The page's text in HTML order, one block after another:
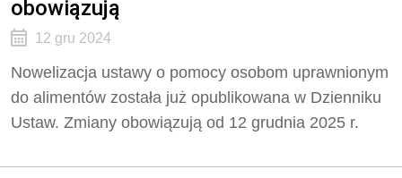
obowiązują
12 gru 2024
Nowelizacja ustawy o pomocy osobom uprawnionym
do alimentów została już opublikowana w Dzienniku
Ustaw. Zmiany obowiązują od 12 grudnia 2025 r.